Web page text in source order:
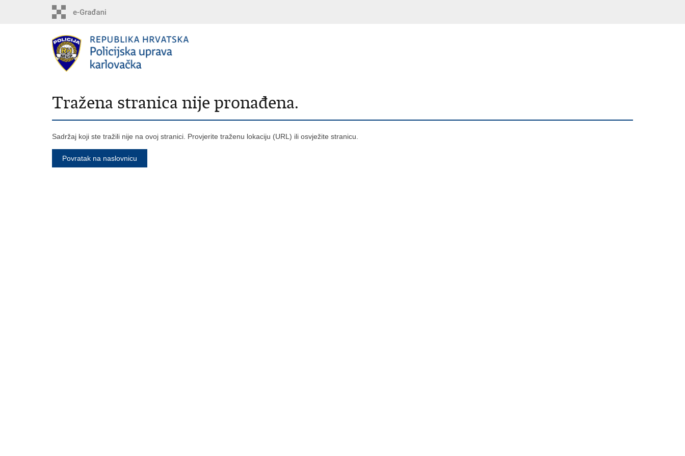
Tražena stranica nije pronađena.
Sadržaj koji ste tražili nije na ovoj stranici. Provjerite traženu lokaciju (URL) ili osvježite stranicu.
Povratak na naslovnicu